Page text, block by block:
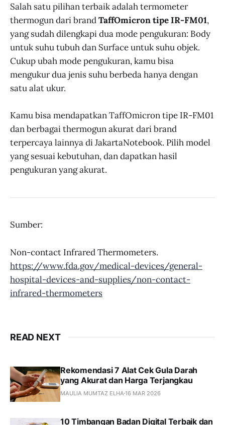
garansi, dan bisa cicilan - Hanya di
JakartaNotebook.com.
Salah satu pilihan terbaik adalah termometer
thermogun dari brandTaffOmicron tipe IR-FM01,
yang sudah dilengkapi dua mode pengukuran: Body
untuk suhu tubuh dan Surface untuk suhu objek.
Cukup ubah mode pengukuran, kamu bisa
mengukur dua jenis suhu berbeda hanya dengan
satu alat ukur.
Kamu bisa mendapatkan TaffOmicron tipe IR-FM01
dan berbagai thermogun akurat dari brand
terpercaya lainnya di JakartaNotebook. Pilih model
yang sesuai kebutuhan, dan dapatkan hasil
pengukuran yang akurat.
Sumber:
Non-contact Infrared Thermometers.
https://www.fda.gov/medical-devices/general-
hospital-devices-and-supplies/non-contact-
infrared-thermometers
READ NEXT
Rekomendasi 7 Alat Cek Gula Darah
yang Akurat dan Harga Terjangkau
MAULIA MUMTAZ ELHA 16 MAR 2026
10 Timbangan Badan Digital Terbaik dan